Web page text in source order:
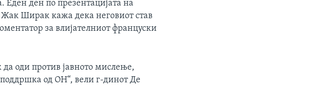
Еден ден по презентацијата на
Жак Ширак кажа дека неговиот став
за влијателниот француски
оди против јавното мислење,
од ОН“, вели г-динот Де